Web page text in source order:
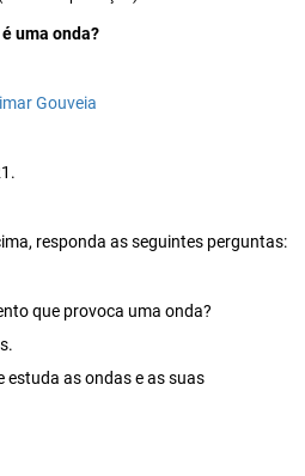
uma onda?
Gouveia
responda as seguintes perguntas:
que provoca uma onda?
estuda as ondas e as suas